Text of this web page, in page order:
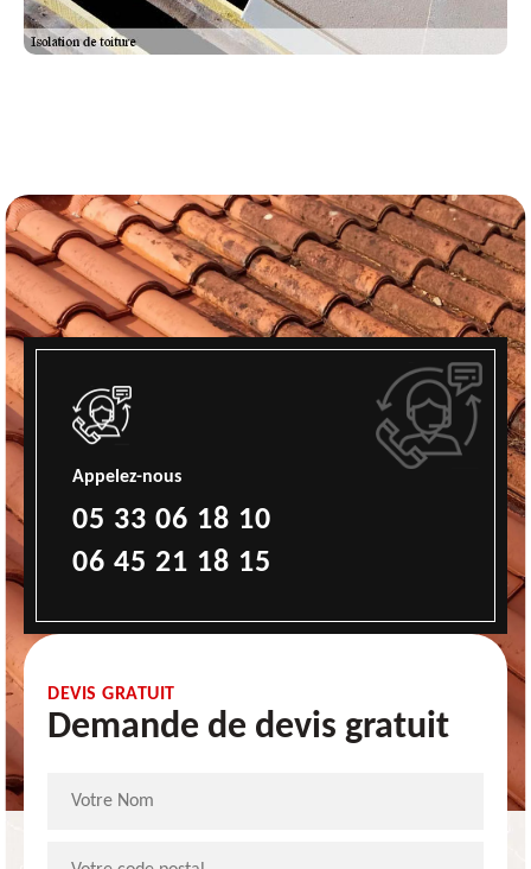
Appelez-nous
05 33 06 18 10
06 45 21 18 15
DEVIS GRATUIT
Demande de devis gratuit